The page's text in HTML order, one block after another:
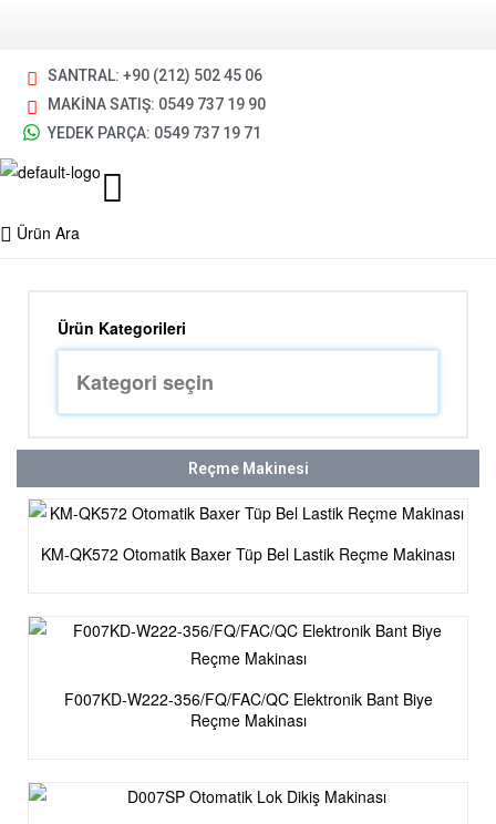
SANTRAL: +90 (212) 502 45 06
MAKİNA SATIŞ: 0549 737 19 90
YEDEK PARÇA: 0549 737 19 71
Ürün Ara
Ürün Kategorileri
Reçme Makinesi
KM-QK572 Otomatik Baxer Tüp Bel Lastik Reçme Makinası
F007KD-W222-356/FQ/FAC/QC Elektronik Bant Biye
Reçme Makinası